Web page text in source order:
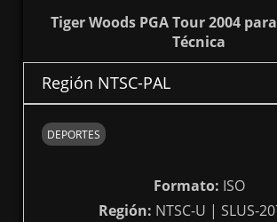
Tiger Woods PGA Tour 2004
Técnica
Región NTSC-PAL
DEPORTES
Formato: ISO
Región: NTSC-U | SLUS-